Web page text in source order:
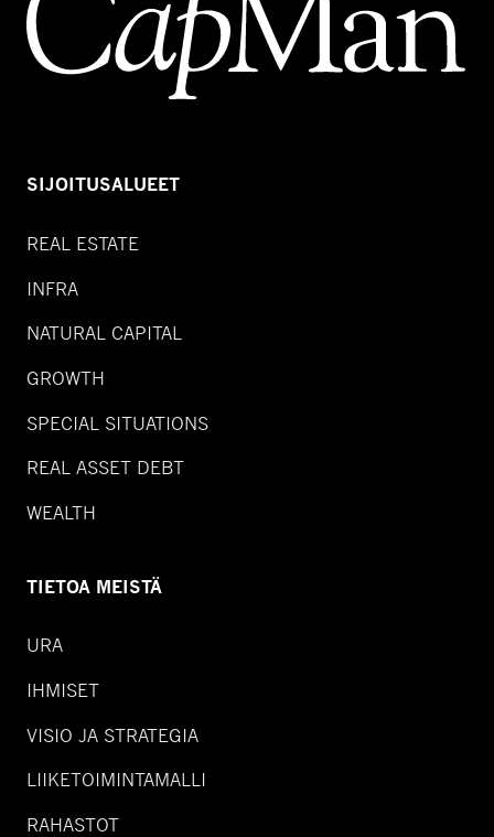
SIJOITUSALUEET
REAL ESTATE
INFRA
NATURAL CAPITAL
GROWTH
SPECIAL SITUATIONS
REAL ASSET DEBT
WEALTH
TIETOA MEISTÄ
URA
IHMISET
VISIO JA STRATEGIA
LIIKETOIMINTAMALLI
RAHASTOT